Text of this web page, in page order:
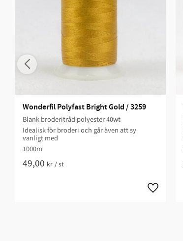
Wonderfil Polyfast Bright Gold / 3259
Blank broderitråd polyester 40wt
Idealisk för broderi och går även att sy
vanligt med
1000m
49,00 kr /st